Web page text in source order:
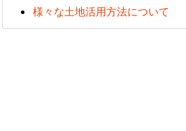
様々な土地活用方法について